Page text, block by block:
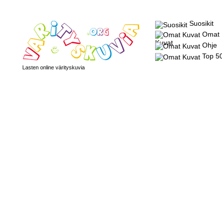
Lasten online värityskuvia
Suosikit
Omat
Kuvat
Ohje
Top